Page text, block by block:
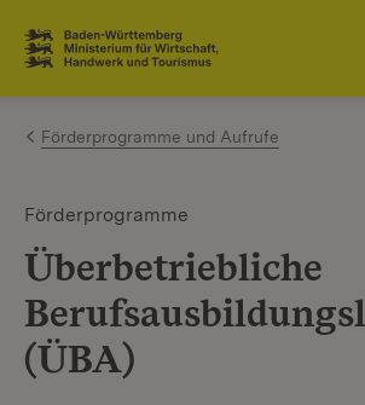
Zum Inhalt springen
Link zur Startseite
Förderprogramme und Aufrufe
Förderprogramme
Überbetriebliche
(ÜBA)